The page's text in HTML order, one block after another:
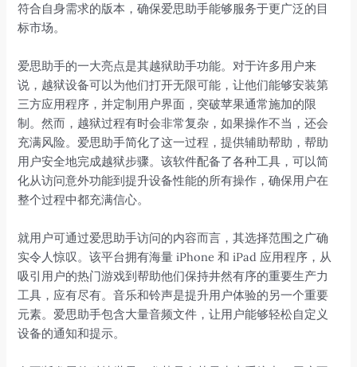
符合自身需求的版本，确保爱思助手能够服务于更广泛的目
标市场。
爱思助手的一大亮点是其越狱助手功能。对于许多用户来
说，越狱设备可以为他们打开无限可能，让他们能够安装第
三方应用程序，并定制用户界面，突破苹果通常施加的限
制。然而，越狱过程有时会非常复杂，如果操作不当，还会
充满风险。爱思助手简化了这一过程，提供辅助帮助，帮助
用户安全地完成越狱步骤。该软件配备了各种工具，可以简
化从访问意外功能到提升设备性能的所有操作，确保用户在
整个过程中都充满信心。
就用户可通过爱思助手访问的内容而言，其选择范围之广确
实令人惊叹。该平台拥有海量 iPhone 和 iPad 应用程序，从
吸引用户的热门游戏到帮助他们保持井然有序的重要生产力
工具，应有尽有。音乐和铃声是提升用户体验的另一个重要
元素。爱思助手包含大量音频文件，让用户能够轻松自定义
设备的通知和提示。